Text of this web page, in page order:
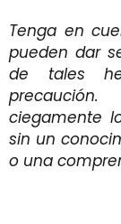
Tenga en
pueden dar
de tales
ciegamente
sin un
o una